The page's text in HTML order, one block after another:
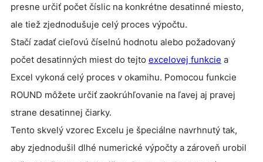
presne určiť počet číslic na konkrétne desatinné miesto,
ale tiež zjednodušuje celý proces výpočtu.
Stačí zadať cieľovú číselnú hodnotu alebo požadovaný
počet desatinných miest do tejto excelovej funkcie a
Excel vykoná celý proces v okamihu. Pomocou funkcie
ROUND môžete určiť zaokrúhľovanie na ľavej aj pravej
strane desatinnej čiarky.
Tento skvelý vzorec Excelu je špeciálne navrhnutý tak,
aby zjednodušil dlhé numerické výpočty a zároveň urobil